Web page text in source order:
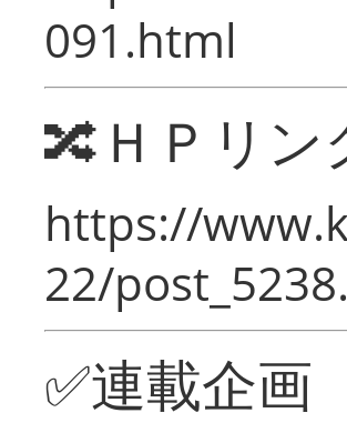
091.html
🔀ＨＰリン
https://
22/
✅連載企画